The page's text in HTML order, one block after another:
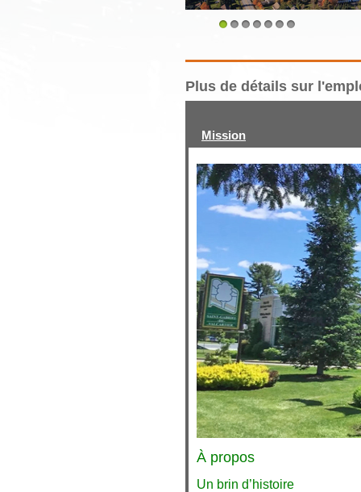
Plus de détails sur
Mission
À propos
Un brin d’histoire